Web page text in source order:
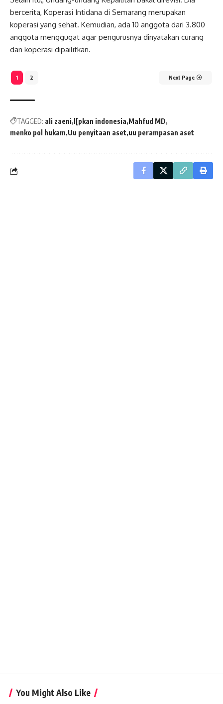
bercerita, Koperasi Intidana di Semarang merupakan
koperasi yang sehat. Kemudian, ada 10 anggota dari 3.800
anggota menggugat agar pengurusnya dinyatakan curang
dan koperasi dipailitkan.
1 2 Next Page
TAGGED: ali zaeni l[pkan indonesia Mahfud MD
menko pol hukam Uu penyitaan aset uu perampasan aset
You Might Also Like